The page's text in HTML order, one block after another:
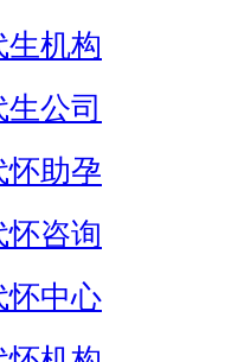
生机构
公司
怀助孕
怀咨询
怀中心